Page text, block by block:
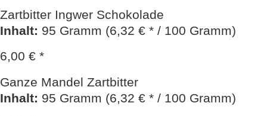
Zartbitter Ingwer Schokolade
Inhalt: 95 Gramm (6,32 € * / 100 Gramm)
6,00 € *
Ganze Mandel Zartbitter
Inhalt: 95 Gramm (6,32 € * / 100 Gramm)